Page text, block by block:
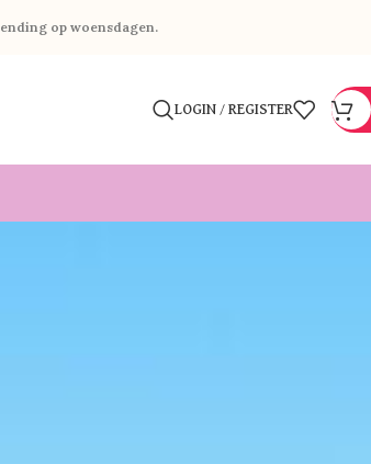
op woensdagen.
LOGIN / REGISTER